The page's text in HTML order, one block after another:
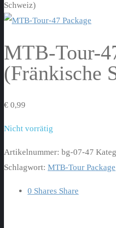
Schweiz)
MTB-Tour-
(Fränkische
€ 0,99
Nicht vorrätig
Artikelnummer: bg-07-47
Schlagwort: MTB-Tour Package
0 Shares Share